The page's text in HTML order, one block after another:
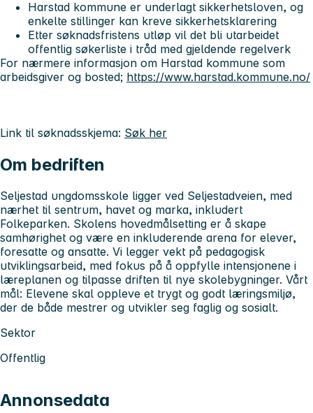
Harstad kommune er underlagt sikkerhetsloven, og
enkelte stillinger kan kreve sikkerhetsklarering
Etter søknadsfristens utløp vil det bli utarbeidet
offentlig søkerliste i tråd med gjeldende regelverk
For nærmere informasjon om Harstad kommune som
arbeidsgiver og bosted; https://www.harstad.kommune.no/
Link til søknadsskjema: Søk her
Om bedriften
Seljestad ungdomsskole ligger ved Seljestadveien, med
nærhet til sentrum, havet og marka, inkludert
Folkeparken. Skolens hovedmålsetting er å skape
samhørighet og være en inkluderende arena for elever,
foresatte og ansatte. Vi legger vekt på pedagogisk
utviklingsarbeid, med fokus på å oppfylle intensjonene i
læreplanen og tilpasse driften til nye skolebygninger. Vårt
mål: Elevene skal oppleve et trygt og godt læringsmiljø,
der de både mestrer og utvikler seg faglig og sosialt.
Sektor
Offentlig
Annonsedata